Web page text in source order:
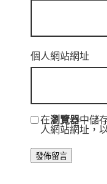
個人網站網址
在瀏覽器中儲
人網站網址，